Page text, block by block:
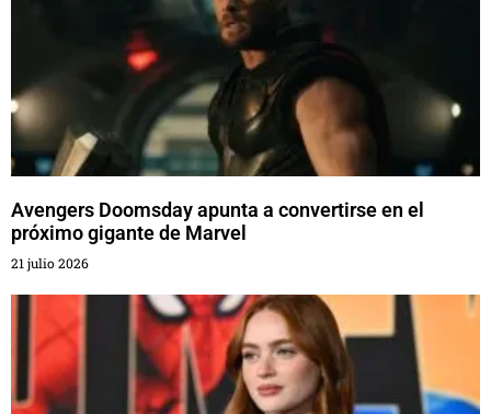
Avengers Doomsday apunta a convertirse en el
próximo gigante de Marvel
21 julio 2026